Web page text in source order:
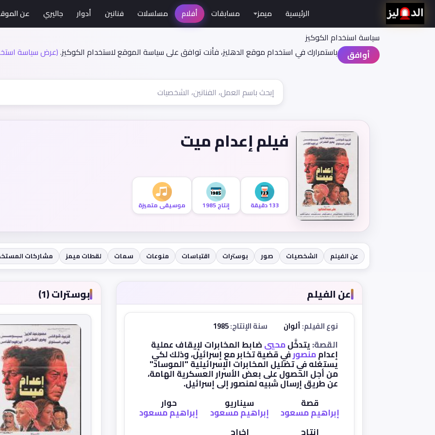
سياسة اسنخدام الكوكيز
أوافق
باستمرارك في استخدام موقع الدهليز، فأنت توافق على سياسة الموقع لاستخدام الكوكيز.(عرض سياسة
الرئيسية ميمز مسابقات أفلام مسلسلات فنانين أدوار جاليري عن
فيلم إعدام ميت
133 دقيقة إنتاج 1985 موسيقى متميزة
عن الفيلم الشخصيات صور بوسترات اقتباسات منوعات سمات لقطات ميمز مشاركات
عن الفيلم
نوع الفيلم:ألوان سنة الإنتاج:1985
القصة:يتدخَّلمحييضابط المخابرات لإيقاف عملية
إعداممنصورفي قضية تخابر مع إسرائيل، وذلك لكي
يستغله في تضليل المخابرات الإسرائيلية "الموساد"
من أجل الحصول على بعض الأسرار العسكرية الهامة،
عن طريق إرسال شبيه لمنصور إلى إسرائيل.
قصة
إبراهيم مسعود
سيناريو
إبراهيم مسعود
حوار
إبراهيم مسعود
بوسترات (1)